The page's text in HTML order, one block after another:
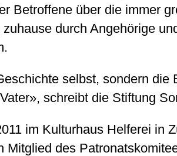
Betroffene über die immer
durch Angehörige
selbst, sondern die
schreibt die Stiftung
im Kulturhaus Helferei in
des